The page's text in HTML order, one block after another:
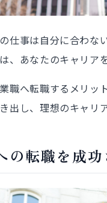
仕事は自分に合わ
、あなたのキャリア
職へ転職するメリ
出し、理想のキャリ
の転職を成功